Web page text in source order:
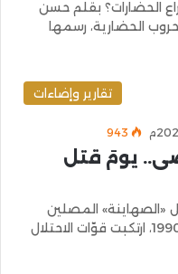
الحضارات؟ بقلم حسن
الحضارية، رسمها
تقارير وإضاءات
943
يومَ قتل
«الصهاينة» المصلين
ظهيرة الاثنين الثامن من أكتوبر لعام 1990، ارتكبت قوّات الاحتلال